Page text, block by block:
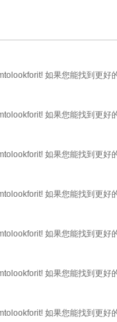
如果您能找到更好
如果您能找到更好
如果您能找到更好
如果您能找到更好
如果您能找到更好
如果您能找到更好
如果您能找到更好